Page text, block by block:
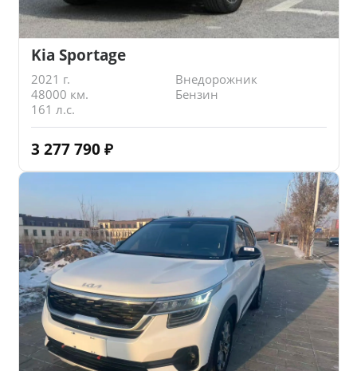
Kia Sportage
2021 г.
Внедорожник
48000 км.
Бензин
161 л.с.
3 277 790 ₽